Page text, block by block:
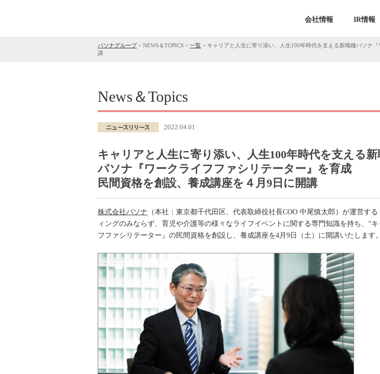
会社情報 IR情報
パソナグループ> NEWS＆TOPICS > 一覧 > キャリアと人生に寄り添い、人生100年時代を支える新職種パソナ
講
News＆Topics
2022.04.01
キャリアと人生に寄り添い、人生100年時代を支える新
パソナ『ワークライフファシリテーター』を育成
民間資格を創設、養成講座を４月9日に開講
株式会社パソナ （本社：東京都千代田区、代表取締役社長COO 中尾慎太郎）が運営す
ィングのみならず、育児や介護等の様々なライフイベントに関する専門知識を持ち、“
フファシリテーター』の民間資格を創設し、養成講座を4月9日（土）に開講いたします。